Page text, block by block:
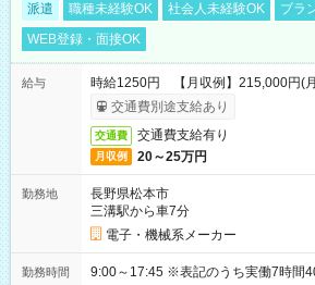
派遣 職種未経験OK 社会人未経験OK
ブラ
WEB登録・面接OK
給与
時給1250円 【月収例】215,000円(
交通費別途支給あり
交通費 交通費支給有り
月収例 20～25万円
勤務地
長野県松本市
三溝駅から車7分
電子・機械系メーカー
勤務時間 9:00～17:45 ※表記のうち実働7時